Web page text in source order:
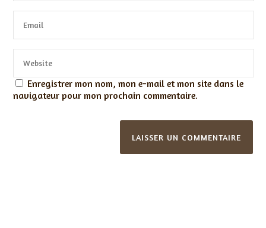
Enregistrer mon nom, mon e-mail et mon site dans le
navigateur pour mon prochain commentaire.